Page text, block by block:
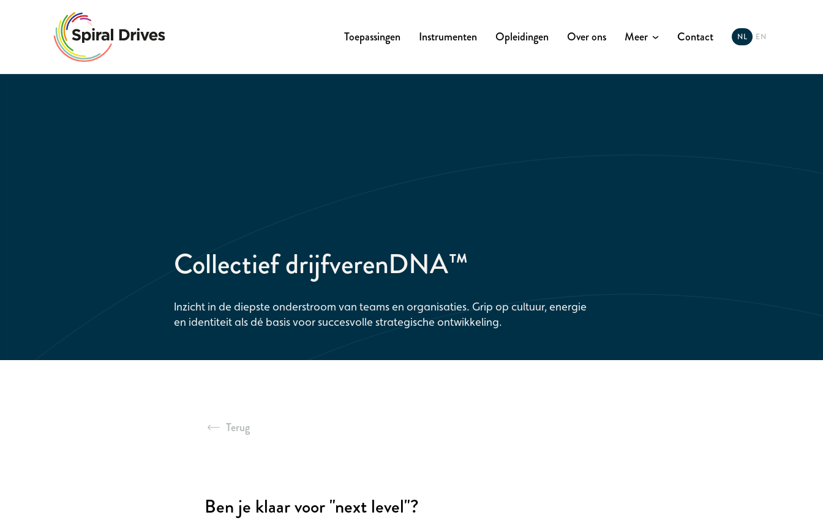
Toepassingen Instrumenten Opleidingen Over ons Meer Contact NL EN
Collectief drijfverenDNA™
Inzicht in de diepste onderstroom van teams en organisaties. Grip op cultuur, energie
en identiteit als dé basis voor succesvolle strategische ontwikkeling.
Terug
Ben je klaar voor "next level"?